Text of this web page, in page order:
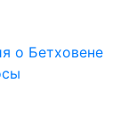
о Бетховене